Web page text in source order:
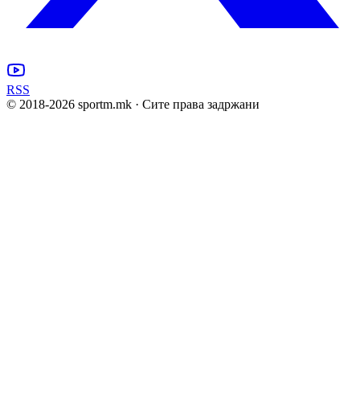
RSS
© 2018-2026 sportm.mk · Сите права задржани